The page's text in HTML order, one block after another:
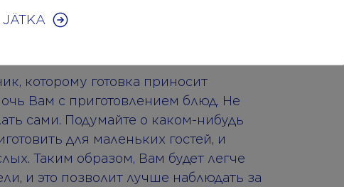
Избегайте жидких блюд,
простые закуски буфетного типа,
которому готовка приносит
Вам с приготовлением блюд. Не
сами. Подумайте о каком-нибудь
для маленьких гостей, и
Таким образом, Вам будет легче
и это позволит лучше наблюдать за
JÄTKA